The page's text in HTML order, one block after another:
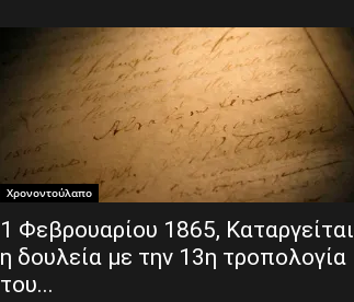
Χρονοντούλαπο
1 Φεβρουαρίου 1865, Καταργείται
η δουλεία με την 13η τροπολογία
του...